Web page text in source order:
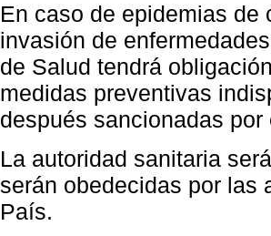
En caso de epidemias de
invasión de
de Salud tendrá
medidas preventivas
después sancionadas
La autoridad sanitaria
serán obedecidas por las
País.